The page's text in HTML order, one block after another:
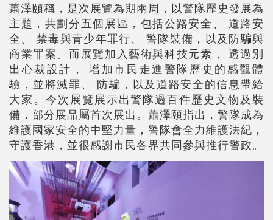
蕭澤頤稱，是次展覽為期兩周，以警隊歷史發展為
主題，共劃分五個展區，包括公路安全、 道路安
全、 禁毒與青少年罪行、 警隊裝備，以及防騙與
商業罪案。而展覽加入藝術與科技元素， 透過別
出心裁設計， 增加市民走進警隊歷史的感觀體
驗，並將滅罪、 防騙，以及道路安全的信息帶給
大家。今次展覽展示出警隊過百件歷史文物及裝
備，部分展品屬首次展出。蕭澤頤指出，警隊成為
維護國家安全的中堅力量，警隊會全力維護法紀，
守護香港，並很感謝市民各界共同參與推行警政。